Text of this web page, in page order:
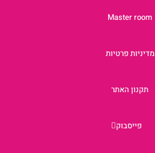
Master room
מדיניות פרטיות
תקנון האתר
פייסבוק